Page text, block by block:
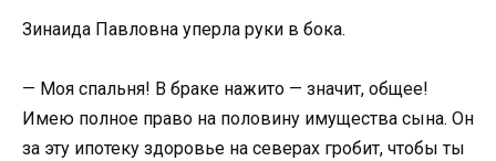
Зинаида Павловна уперла руки в бока.
— Моя спальня! В браке нажито — значит, общее!
Имею полное право на половину имущества сына. Он
за эту ипотеку здоровье на северах гробит, чтобы ты